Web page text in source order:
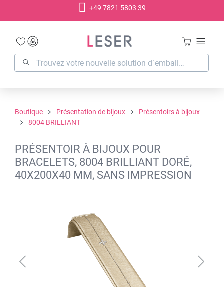
+49 7821 5803 39
Boutique Présentation de bijoux
Présentoirs à bijoux
8004 BRILLIANT
PRÉSENTOIR À BIJOUX POUR
BRACELETS, 8004 BRILLIANT DORÉ,
40X200X40 MM, SANS IMPRESSION